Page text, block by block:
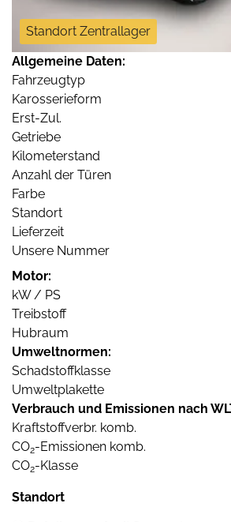
Standort Zentrallager
Allgemeine Daten:
Fahrzeugtyp
Karosserieform
Erst-Zul.
Getriebe
Kilometerstand
Anzahl der Türen
Farbe
Standort
Lieferzeit
Unsere Nummer
Motor:
kW / PS
Treibstoff
Hubraum
Umweltnormen:
Schadstoffklasse
Umweltplakette
Verbrauch und Emissionen nach
Kraftstoffverbr. komb.
CO2-Emissionen komb.
CO2-Klasse
Standort